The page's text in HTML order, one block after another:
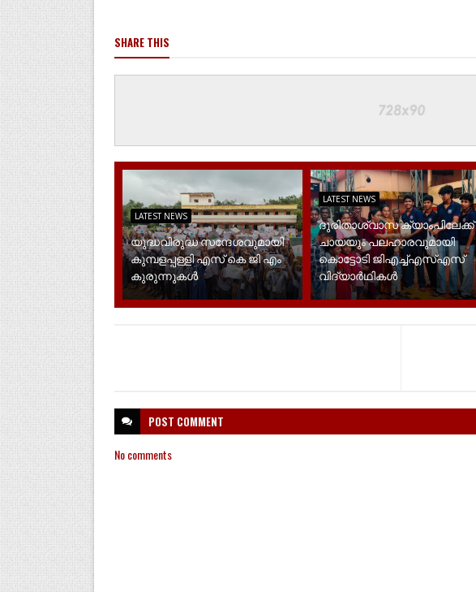
SHARE THIS
LATEST NEWS
യുദ്ധവിരുദ്ധ സന്ദേശവുമായി
കുമ്പളപ്പള്ളി എസ് കെ ജി എം
കുരുന്നുകൾ
LATEST NEWS
ദുരിതാശ്വാസ ക്യാംപിലേക്ക്
ചായയും പലഹാരവുമായി
കൊട്ടോടി ജിഎച്ച്എസ്എസ്
വിദ്യാർഥികൾ
POST COMMENT
No comments